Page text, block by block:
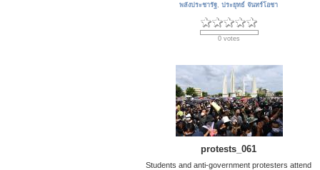
พลังประชารัฐ,ประยุทธ์ จันทร์โอชา
0 votes
protests_061
Students and anti-government protesters attend